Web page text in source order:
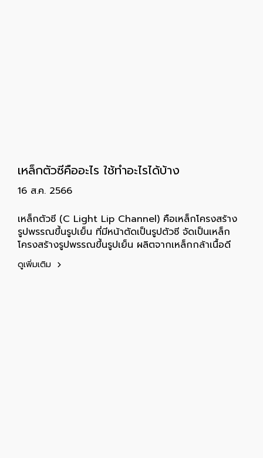
เหล็กตัวซีคืออะไร ใช้ทำอะไรได้บ้าง
16 ส.ค. 2566
เหล็กตัวซี (C Light Lip Channel) คือเหล็กโครงสร้าง
รูปพรรณขึ้นรูปเย็น ที่มีหน้าตัดเป็นรูปตัวซี จัดเป็นเหล็ก
โครงสร้างรูปพรรณขึ้นรูปเย็น ผลิตจากเหล็กกล้าเนื้อดี
ดูเพิ่มเติม